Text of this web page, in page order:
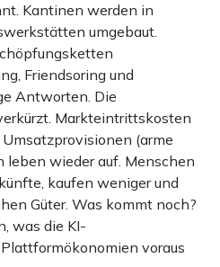
Kantinen werden in
umgebaut.
Friendsoring und
Antworten. Die
Markteintrittskosten
(arme
leben wieder auf. Menschen
kaufen weniger und
Güter. Was kommt noch?
was die KI-
voraus